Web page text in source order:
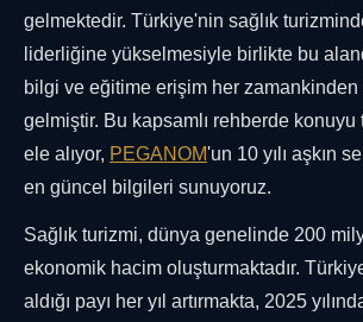
gelmektedir. Türkiye'nin sağlık
liderliğine yükselmesiyle birlikte bu
bilgi ve eğitime erişim her
gelmiştir. Bu kapsamlı rehberde konuyu
ele alıyor, PEGANOM'un 10 yılı aşkın
en güncel bilgileri sunuyoruz.
Sağlık turizmi, dünya genelinde 200
ekonomik hacim oluşturmaktadır.
aldığı payı her yıl artırmakta, 2025